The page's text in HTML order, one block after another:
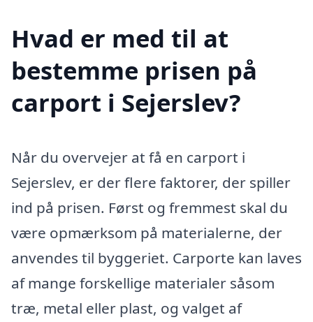
Hvad er med til at
bestemme prisen på
carport i Sejerslev?
Når du overvejer at få en carport i
Sejerslev, er der flere faktorer, der spiller
ind på prisen. Først og fremmest skal du
være opmærksom på materialerne, der
anvendes til byggeriet. Carporte kan laves
af mange forskellige materialer såsom
træ, metal eller plast, og valget af